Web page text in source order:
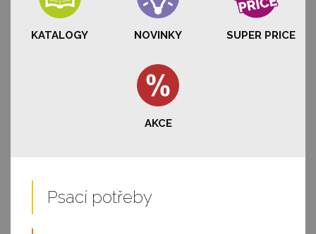
KATALOGY NOVINKY SUPER PRICE
AKCE
Psací potřeby